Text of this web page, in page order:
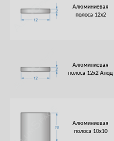
Алюминиевая
полоса 12х2
Алюминиевая
полоса 12х2 Анод
Алюминиевая
полоса 10х10